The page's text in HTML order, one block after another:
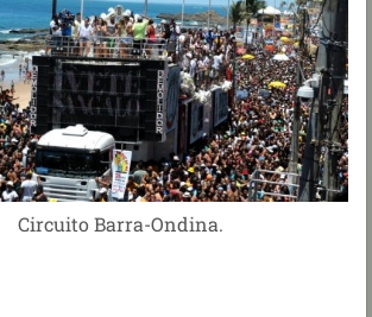
Circuito Barra-Ondina.